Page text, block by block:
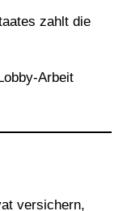
zahlt die
Arbeit
versichern,